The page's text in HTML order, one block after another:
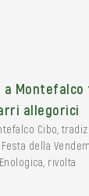
a Montefalco
allegorici
Cibo,
della
rivolta